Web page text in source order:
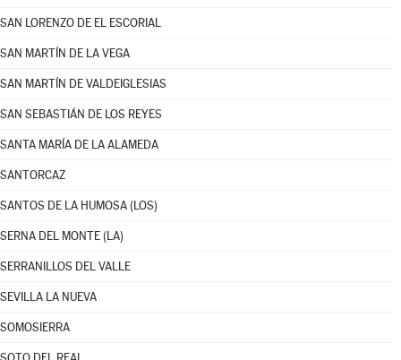
SAN LORENZO DE EL ESCORIAL
SAN MARTÍN DE LA VEGA
SAN MARTÍN DE VALDEIGLESIAS
SAN SEBASTIÁN DE LOS REYES
SANTA MARÍA DE LA ALAMEDA
SANTORCAZ
SANTOS DE LA HUMOSA (LOS)
SERNA DEL MONTE (LA)
SERRANILLOS DEL VALLE
SEVILLA LA NUEVA
SOMOSIERRA